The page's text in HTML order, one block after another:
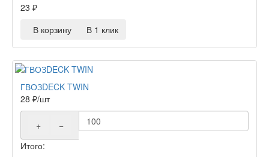
23 ₽
В корзину
В 1 клик
ГВОЗDECK TWIN
28 ₽/шт
+
−
Итого: